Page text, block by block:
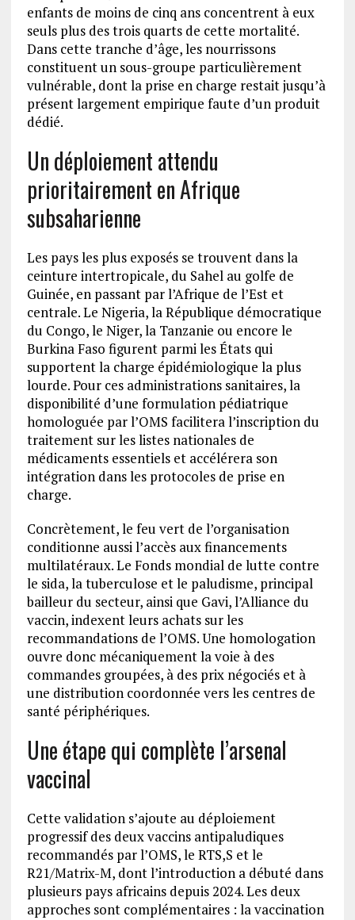
enfants de moins de cinq ans concentrent à eux
seuls plus des trois quarts de cette mortalité.
Dans cette tranche d’âge, les nourrissons
constituent un sous-groupe particulièrement
vulnérable, dont la prise en charge restait jusqu’à
présent largement empirique faute d’un produit
dédié.
Un déploiement attendu
prioritairement en Afrique
subsaharienne
Les pays les plus exposés se trouvent dans la
ceinture intertropicale, du Sahel au golfe de
Guinée, en passant par l’Afrique de l’Est et
centrale. Le Nigeria, la République démocratique
du Congo, le Niger, la Tanzanie ou encore le
Burkina Faso figurent parmi les États qui
supportent la charge épidémiologique la plus
lourde. Pour ces administrations sanitaires, la
disponibilité d’une formulation pédiatrique
homologuée par l’OMS facilitera l’inscription du
traitement sur les listes nationales de
médicaments essentiels et accélérera son
intégration dans les protocoles de prise en
charge.
Concrètement, le feu vert de l’organisation
conditionne aussi l’accès aux financements
multilatéraux. Le Fonds mondial de lutte contre
le sida, la tuberculose et le paludisme, principal
bailleur du secteur, ainsi que Gavi, l’Alliance du
vaccin, indexent leurs achats sur les
recommandations de l’OMS. Une homologation
ouvre donc mécaniquement la voie à des
commandes groupées, à des prix négociés et à
une distribution coordonnée vers les centres de
santé périphériques.
Une étape qui complète l’arsenal
vaccinal
Cette validation s’ajoute au déploiement
progressif des deux vaccins antipaludiques
recommandés par l’OMS, le RTS,S et le
R21/Matrix-M, dont l’introduction a débuté dans
plusieurs pays africains depuis 2024. Les deux
approches sont complémentaires : la vaccination